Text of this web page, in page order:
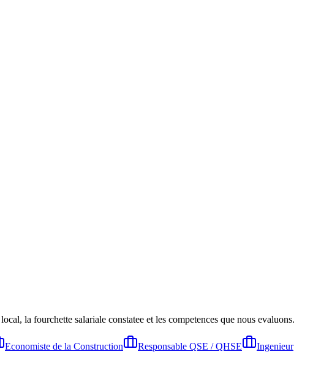
la fourchette salariale constatee et les competences que nous evaluons.
Economiste de la Construction Responsable QSE / QHSE
Ingenieur